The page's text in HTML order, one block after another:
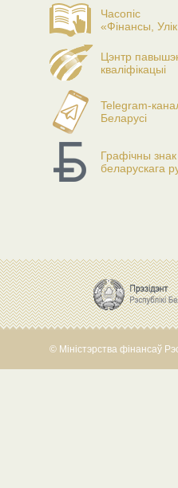
Часопіс
«Фінансы,
Цэнтр
кваліфікацыі
Telegram-
Беларусі
Графічны знак
беларускага
© Міністэрства фінансаў